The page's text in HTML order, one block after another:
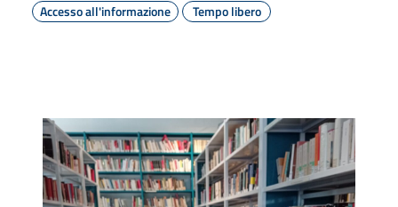
Accesso all'informazione
Tempo libero